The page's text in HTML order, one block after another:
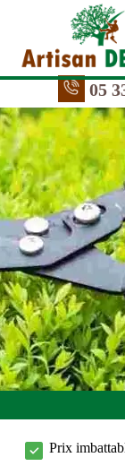
05
Prix